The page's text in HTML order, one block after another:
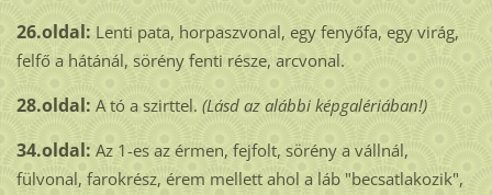
26.oldal:Lenti pata, horpaszvonal, egy fenyőfa, egy virág,
felfő a hátánál, sörény fenti része, arcvonal.
28.oldal: A tó a szirttel. (Lásd az alábbi képgalériában!)
34.oldal:Az 1-es az érmen, fejfolt, sörény a vállnál,
fülvonal, farokrész, érem mellett ahol a láb "becsatlakozik",